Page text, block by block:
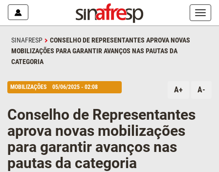
ou
SINAFRESP
CONSELHO DE REPRESENTANTES APROVA NOVAS
MOBILIZAÇÕES PARA GARANTIR AVANÇOS NAS PAUTAS DA
CATEGORIA
MOBILIZAÇÕES 05/06/2025 - 02:08 A+ A-
Conselho de Representantes
aprova novas mobilizações
para garantir avanços nas
pautas da categoria